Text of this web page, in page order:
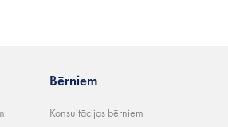
Bērniem
Konsultācijas bērniem